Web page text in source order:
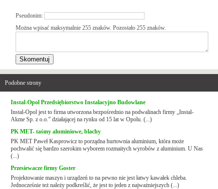
Pseudonim:
Można wpisać maksymalnie 255 znaków. Pozostało255 znaków.
Podobne strony
Instal-Opol Przedsiębiorstwo Instalacyjno Budowlane
Instal-Opol jest to firma utworzona bezpośrednio na podwalinach firmy „Instal-
Akme Sp. z o.o.” działającej na rynku od 15 lat w Opolu. (...)
PK MET- taśmy aluminiowe, blachy
PK MET Paweł Kasprowicz to porządna hurtownia aluminium, która może
pochwalić się bardzo szerokim wyborem rozmaitych wyrobów z aluminium. U Nas
(...)
Przesiewacze firmy Goster
Projektowanie maszyn i urządzeń to na pewno nie jest łatwy kawałek chleba.
Jednocześnie też należy podkreślić, że jest to jeden z najważniejszych (...)